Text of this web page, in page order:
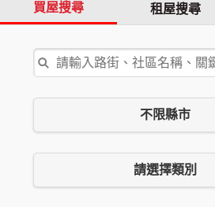
買屋搜尋 租屋搜尋
不限縣市
請選擇類別